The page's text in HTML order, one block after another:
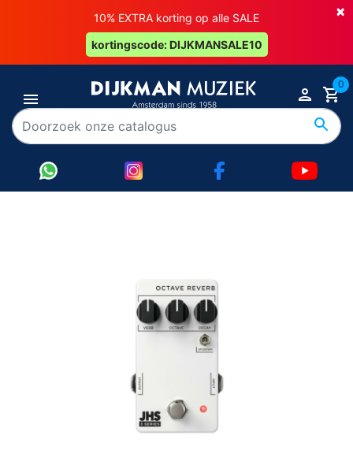
×
10% EXTRA korting op alle SALE
kortingscode: DIJKMANSALE10
0